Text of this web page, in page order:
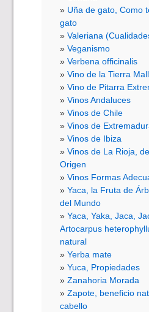
Uña de gato, Como
gato
Valeriana
Veganismo
Verbena officinalis
Vino de la Tierra
Vino de Pitarra
Vinos Andaluces
Vinos de Chile
Vinos de
Vinos de Ibiza
Vinos de La Rioja,
Origen
Vinos Formas
Yaca, la Fruta de
del Mundo
Yaca, Yaka, Jaca,
Artocarpus
natural
Yerba mate
Yuca, Propiedades
Zanahoria Morada
Zapote, beneficio
cabello